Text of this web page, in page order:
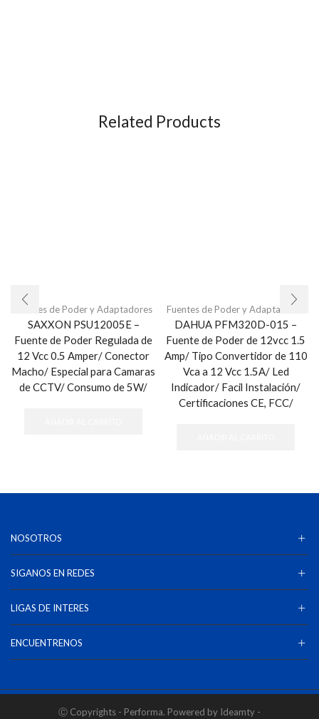
Related Products
Fuentes de Poder y Adaptadores
SAXXON PSU12005E –
Fuente de Poder Regulada de
12 Vcc 0.5 Amper/ Conector
Macho/ Especial para Camaras
de CCTV/ Consumo de 5W/
Fuentes de Poder y Adaptadores
DAHUA PFM320D-015 –
Fuente de Poder de 12vcc 1.5
Amp/ Tipo Convertidor de 110
Vca a 12 Vcc 1.5A/ Led
Indicador/ Facil Instalación/
Certificaciones CE, FCC/
NOSOTROS
SIGANOS EN REDES
LIGAS DE INTERES
ENCUENTRENOS
Ⓒ Copyrights - Performa. Powered by Ideamty -